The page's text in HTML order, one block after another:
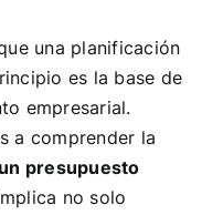
una planificación
es la base de
empresarial.
a comprender la
presupuesto
no solo